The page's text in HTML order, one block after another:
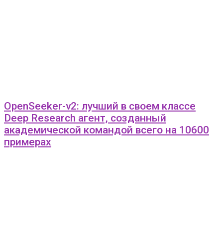
OpenSeeker-v2: лучший в своем классе
Deep Research агент, созданный
академической командой всего на 10600
примерах